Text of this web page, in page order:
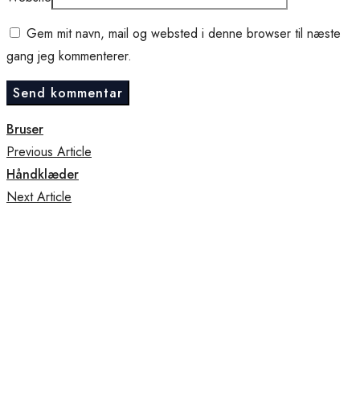
Gem mit navn, mail og websted i denne browser til næste
gang jeg kommenterer.
Bruser
Previous Article
Håndklæder
Next Article